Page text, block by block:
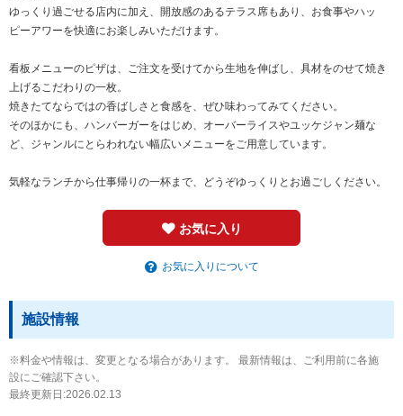
ゆっくり過ごせる店内に加え、開放感のあるテラス席もあり、お食事やハッ
ピーアワーを快適にお楽しみいただけます。
看板メニューのピザは、ご注文を受けてから生地を伸ばし、具材をのせて焼き
上げるこだわりの一枚。
焼きたてならではの香ばしさと食感を、ぜひ味わってみてください。
そのほかにも、ハンバーガーをはじめ、オーバーライスやユッケジャン麺な
ど、ジャンルにとらわれない幅広いメニューをご用意しています。
気軽なランチから仕事帰りの一杯まで、どうぞゆっくりとお過ごしください。
お気に入り
お気に入りについて
施設情報
※料金や情報は、変更となる場合があります。 最新情報は、ご利用前に各施
設にご確認下さい。
最終更新日:2026.02.13